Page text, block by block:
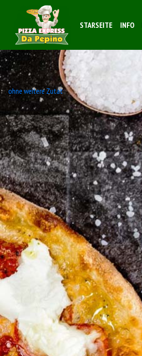
STARSEITE INFO
Beitrags-
Navigation
ohne weitere Zutat